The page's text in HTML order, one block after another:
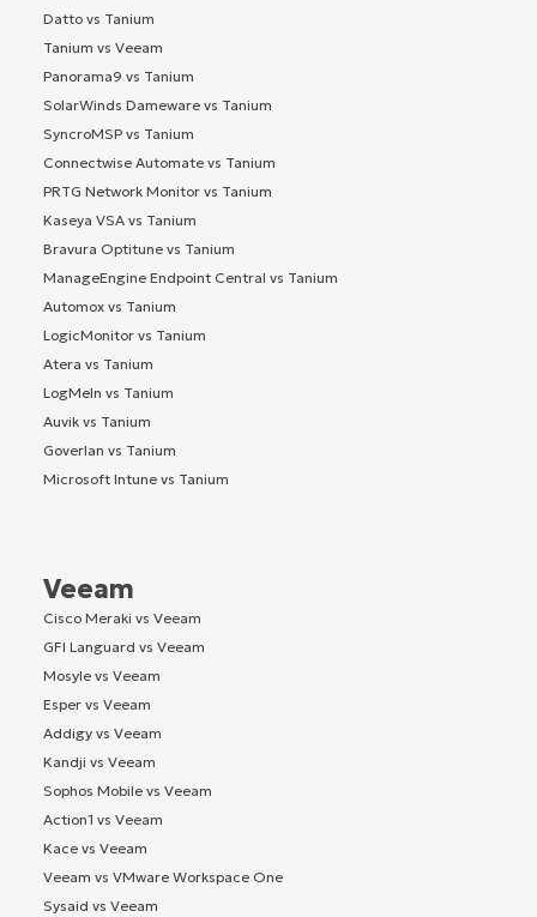
Datto vs Tanium
Tanium vs Veeam
Panorama9 vs Tanium
SolarWinds Dameware vs Tanium
SyncroMSP vs Tanium
Connectwise Automate vs Tanium
PRTG Network Monitor vs Tanium
Kaseya VSA vs Tanium
Bravura Optitune vs Tanium
ManageEngine Endpoint Central vs Tanium
Automox vs Tanium
LogicMonitor vs Tanium
Atera vs Tanium
LogMeIn vs Tanium
Auvik vs Tanium
Goverlan vs Tanium
Microsoft Intune vs Tanium
Veeam
Cisco Meraki vs Veeam
GFI Languard vs Veeam
Mosyle vs Veeam
Esper vs Veeam
Addigy vs Veeam
Kandji vs Veeam
Sophos Mobile vs Veeam
Action1 vs Veeam
Kace vs Veeam
Veeam vs VMware Workspace One
Sysaid vs Veeam